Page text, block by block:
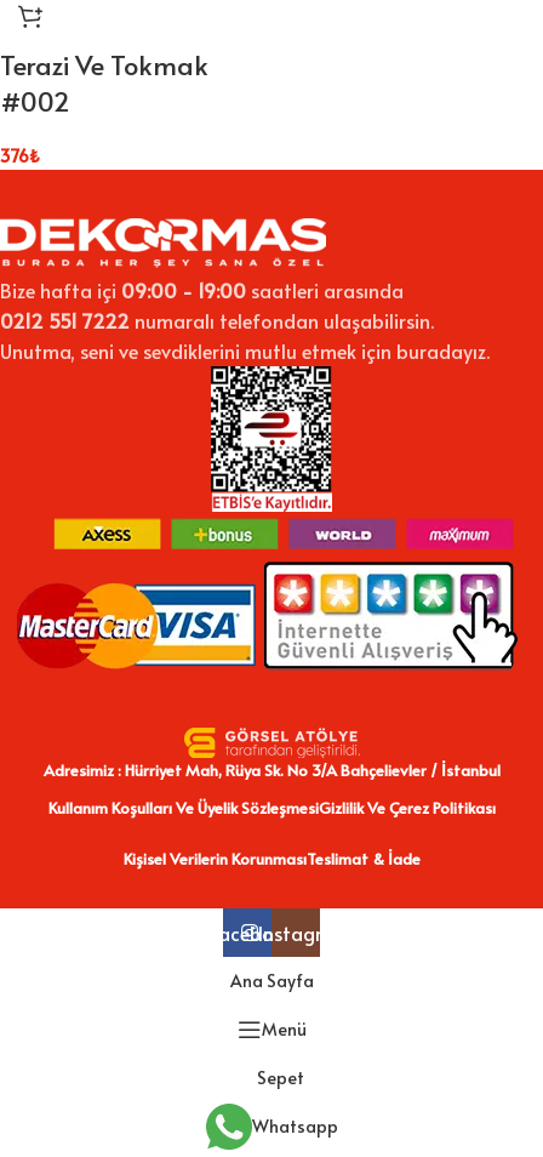
Terazi Ve Tokmak
#002
376₺
Bize hafta içi 09:00 - 19:00 saatleri arasında
0212 551 7222 numaralı telefondan ulaşabilirsin.
Unutma, seni ve sevdiklerini mutlu etmek için buradayız.
Adresimiz : Hürriyet Mah, Rüya Sk. No 3/A Bahçelievler / İstanbul
Kullanım Koşulları Ve Üyelik SözleşmesiGizlilik Ve Çerez Politikası
Kişisel Verilerin KorunmasıTeslimat & İade
FacebookInstagram
Ana Sayfa
Menü
Sepet
Whatsapp